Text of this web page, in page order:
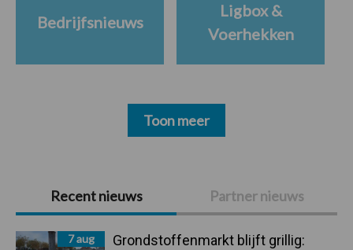
Primaire
Sidebar
Recent nieuws Partner nieuws
7 aug
Grondstoffenmarkt blijft grillig:
Bedrijfsnieuws
Ligbox &
Voerhekken
Toon meer